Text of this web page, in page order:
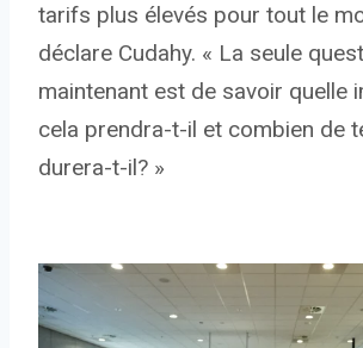
tarifs plus élevés pour tout le
déclare Cudahy. « La seule
maintenant est de savoir quelle
cela prendra-t-il et combien de
durera-t-il? »